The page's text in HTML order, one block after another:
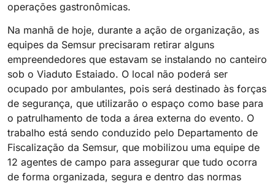
operações gastronômicas.
Na manhã de hoje, durante a ação de organização, as
equipes da Semsur precisaram retirar alguns
empreendedores que estavam se instalando no canteiro
sob o Viaduto Estaiado. O local não poderá ser
ocupado por ambulantes, pois será destinado às forças
de segurança, que utilizarão o espaço como base para
o patrulhamento de toda a área externa do evento. O
trabalho está sendo conduzido pelo Departamento de
Fiscalização da Semsur, que mobilizou uma equipe de
12 agentes de campo para assegurar que tudo ocorra
de forma organizada, segura e dentro das normas